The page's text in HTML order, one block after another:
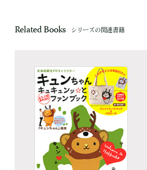
Related Books シリーズの関連書籍